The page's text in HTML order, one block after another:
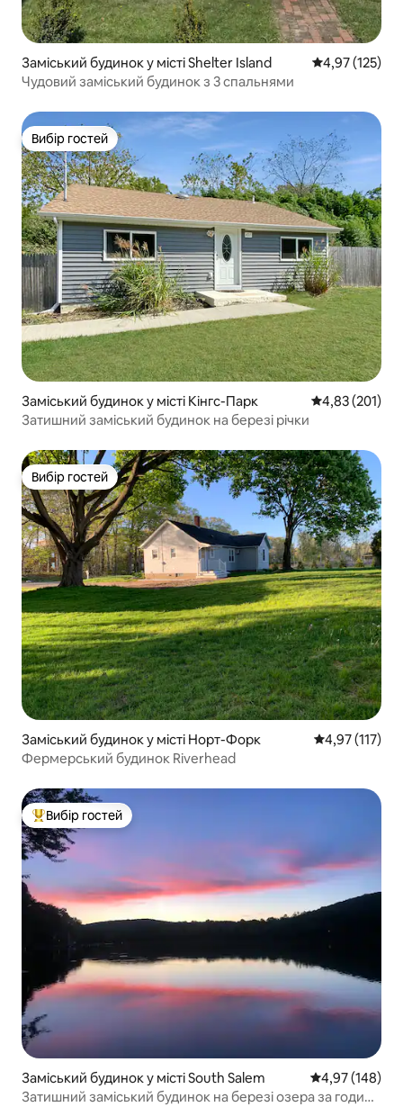
Заміський будинок у місті Shelter Island Середня
4,97 (125)
Чудовий заміський будинок з 3 спальнями
Вибір гостей
Вибір гостей
Заміський будинок у місті Кінгс-Парк Середня
4,83 (201)
Затишний заміський будинок на березі річки
Вибір гостей
Вибір гостей
Заміський будинок у місті Норт-Форк Середня
4,97 (117)
Фермерський будинок Riverhead
Топ вибір гостей
Вибір гостей
Заміський будинок у місті South Salem Середня
4,97 (148)
Затишний заміський будинок на березі озера за годину